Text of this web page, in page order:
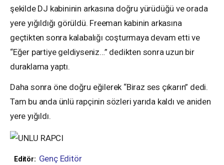
şekilde DJ kabininin arkasına doğru yürüdüğü ve orada
yere yığıldığı görüldü. Freeman kabinin arkasına
geçtikten sonra kalabalığı coşturmaya devam etti ve
“Eğer partiye geldiyseniz…” dedikten sonra uzun bir
duraklama yaptı.
Daha sonra öne doğru eğilerek “Biraz ses çıkarın” dedi.
Tam bu anda ünlü rapçinin sözleri yarıda kaldı ve aniden
yere yığıldı.
Editör: Genç Editör